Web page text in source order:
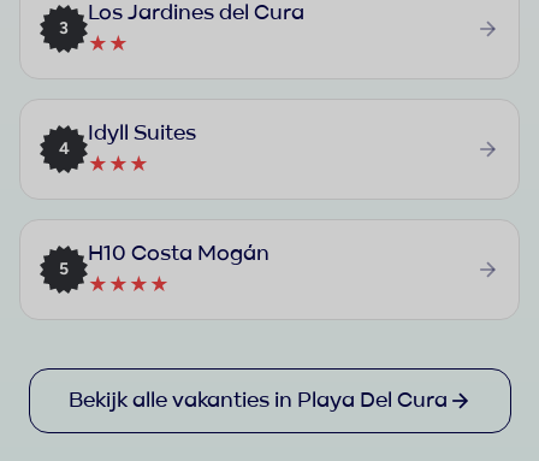
3
Los Jardines del Cura
★★
4
Idyll Suites
★★★
5
H10 Costa Mogán
★★★★
Bekijk alle vakanties in Playa Del Cura